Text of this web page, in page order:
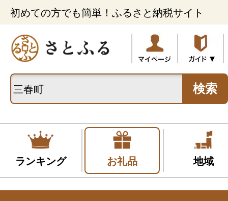
初めての方でも簡単！ふるさと納税サイト
検索
ランキング お礼品 地域